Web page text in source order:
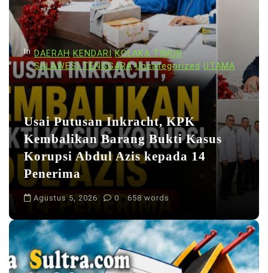
o
s
In DAERAH KENDARI
KOLAKA TIMUR
SULAWESI TENGGARA Uncategorized UTAMA
Usai Putusan Inkracht, KPK
Kembalikan Barang Bukti Kasus
Korupsi Abdul Azis kepada 14
Penerima
Agustus 5, 2026 0 658 words